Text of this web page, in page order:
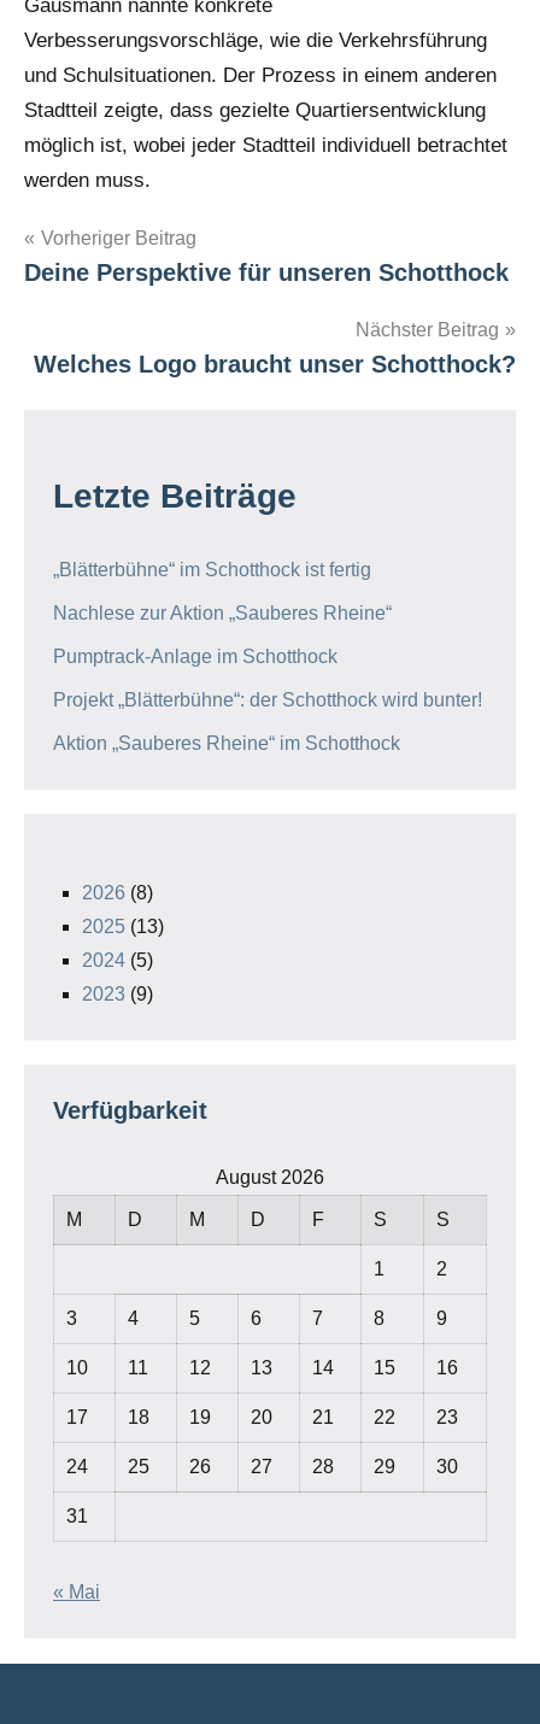
Gausmann nannte konkrete
Verbesserungsvorschläge, wie die Verkehrsführung
und Schulsituationen. Der Prozess in einem anderen
Stadtteil zeigte, dass gezielte Quartiersentwicklung
möglich ist, wobei jeder Stadtteil individuell betrachtet
werden muss.
Beitragsnavigation
Vorheriger Beitrag
Deine Perspektive für unseren Schotthock
Nächster Beitrag
Welches Logo braucht unser Schotthock?
Letzte Beiträge
„Blätterbühne“ im Schotthock ist fertig
Nachlese zur Aktion „Sauberes Rheine“
Pumptrack-Anlage im Schotthock
Projekt „Blätterbühne“: der Schotthock wird bunter!
Aktion „Sauberes Rheine“ im Schotthock
2026 (8)
2025 (13)
2024 (5)
2023 (9)
Verfügbarkeit
August 2026
M D M D F S S
1 2
3 4 5 6 7 8 9
10 11 12 13 14 15 16
17 18 19 20 21 22 23
24 25 26 27 28 29 30
31
« Mai